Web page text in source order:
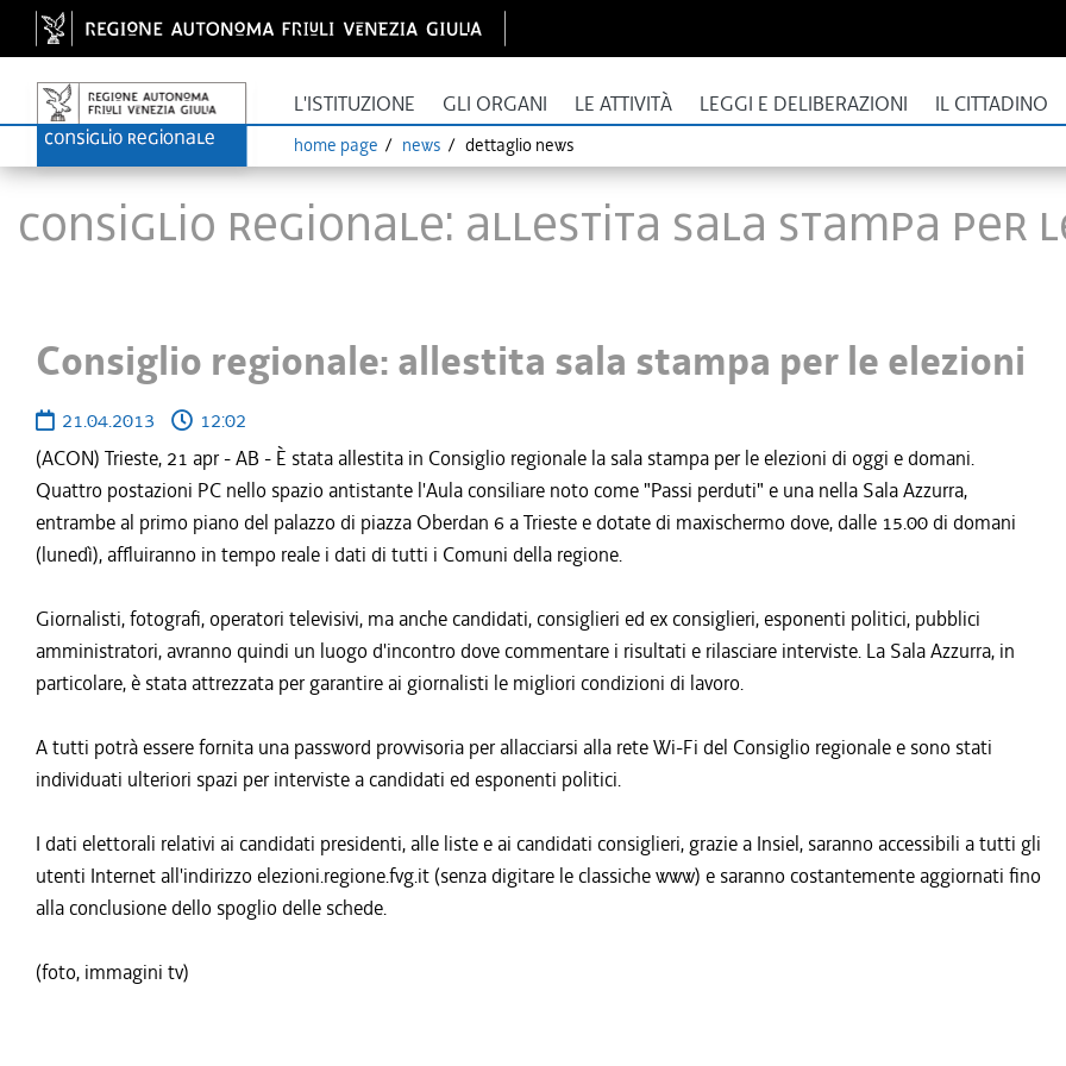
L'ISTITUZIONE GLI ORGANI LE ATTIVITÀ LEGGI E DELIBERAZIONI IL CITTADINO
home page news dettaglio news
Consiglio regionale: allestita sala stampa per
Consiglio regionale: allestita sala stampa per le elezioni
21.04.2013
12:02
(ACON) Trieste, 21 apr - AB - È stata allestita in Consiglio regionale la sala stampa per le elezioni di oggi e domani.
Quattro postazioni PC nello spazio antistante l'Aula consiliare noto come "Passi perduti" e una nella Sala Azzurra,
entrambe al primo piano del palazzo di piazza Oberdan 6 a Trieste e dotate di maxischermo dove, dalle 15.00 di domani
(lunedì), affluiranno in tempo reale i dati di tutti i Comuni della regione.
Giornalisti, fotografi, operatori televisivi, ma anche candidati, consiglieri ed ex consiglieri, esponenti politici, pubblici
amministratori, avranno quindi un luogo d'incontro dove commentare i risultati e rilasciare interviste. La Sala Azzurra, in
particolare, è stata attrezzata per garantire ai giornalisti le migliori condizioni di lavoro.
A tutti potrà essere fornita una password provvisoria per allacciarsi alla rete Wi-Fi del Consiglio regionale e sono stati
individuati ulteriori spazi per interviste a candidati ed esponenti politici.
I dati elettorali relativi ai candidati presidenti, alle liste e ai candidati consiglieri, grazie a Insiel, saranno accessibili a tutti gli
utenti Internet all'indirizzo elezioni.regione.fvg.it (senza digitare le classiche www) e saranno costantemente aggiornati fino
alla conclusione dello spoglio delle schede.
(foto, immagini tv)